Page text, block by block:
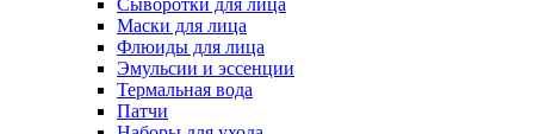
Сыворотки для лица
Маски для лица
Флюиды для лица
Эмульсии и эссенции
Термальная вода
Патчи